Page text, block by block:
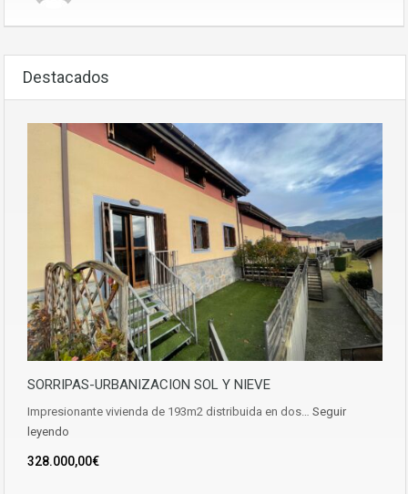
Destacados
SORRIPAS-URBANIZACION SOL Y NIEVE
Impresionante vivienda de 193m2 distribuida en dos… Seguir
leyendo
328.000,00€